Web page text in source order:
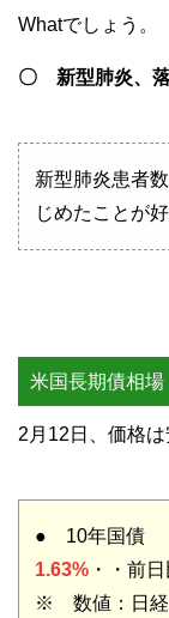
Whatでしょう。
〇 新型肺炎、
新型肺炎患者
じめたことが
米国長期債相場
2月12日、価格は
● 10年国債
1.63%・・前日
※ 数値：日経